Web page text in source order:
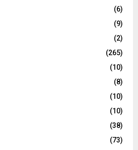
(6)
(9)
(2)
(265)
(10)
(8)
(10)
(10)
(38)
(73)